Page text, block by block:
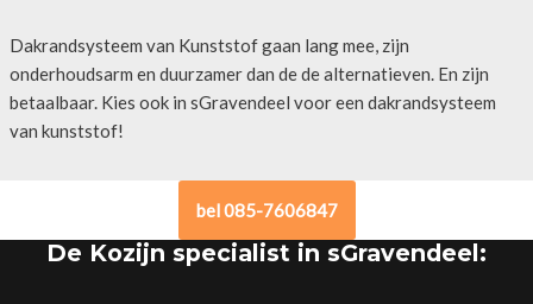
Dakrandsysteem van Kunststof gaan lang mee, zijn
onderhoudsarm en duurzamer dan de de alternatieven. En zijn
betaalbaar. Kies ook in sGravendeel voor een dakrandsysteem
van kunststof!
bel 085-7606847
De Kozijn specialist in sGravendeel: